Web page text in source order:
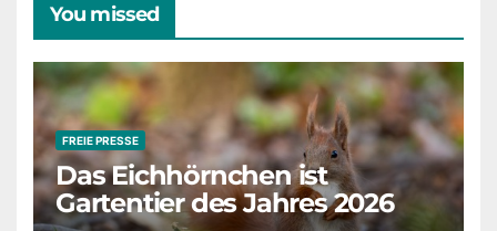
You missed
FREIE PRESSE
Das Eichhörnchen ist
Gartentier des Jahres 2026